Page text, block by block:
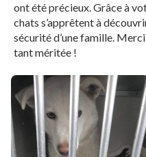
ont été précieux. Grâce à
chats s’apprêtent à
sécurité d’une famille.
tant méritée !